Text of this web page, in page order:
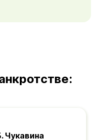
Чукавина